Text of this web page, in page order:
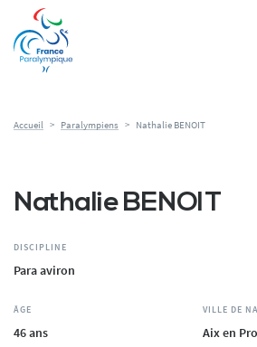
Accueil > Paralympiens > Nathalie BENOIT
Nathalie BENOIT
DISCIPLINE
Para aviron
ÂGE
46 ans
VILLE DE
Aix en
Panneau de gestion des cookies